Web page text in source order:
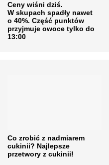
Ceny wiśni dziś.
W skupach spadły nawet
o 40%. Część punktów
przyjmuje owoce tylko do
13:00
Co zrobić z nadmiarem
cukinii? Najlepsze
przetwory z cukinii!